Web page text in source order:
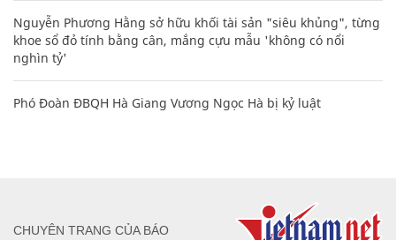
Nguyễn Phương Hằng sở hữu khối tài sản "siêu khủng", từng
khoe sổ đỏ tính bằng cân, mắng cựu mẫu 'không có nổi
nghìn tỷ'
Phó Đoàn ĐBQH Hà Giang Vương Ngọc Hà bị kỷ luật
CHUYÊN TRANG CỦA BÁO